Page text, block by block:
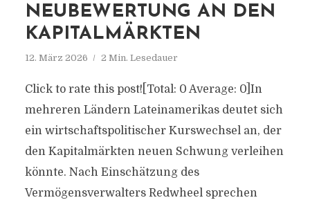
NEUBEWERTUNG AN DEN
KAPITALMÄRKTEN
12. März 2026 2 Min. Lesedauer
Click to rate this post![Total: 0 Average: 0]In
mehreren Ländern Lateinamerikas deutet sich
ein wirtschaftspolitischer Kurswechsel an, der
den Kapitalmärkten neuen Schwung verleihen
könnte. Nach Einschätzung des
Vermögensverwalters Redwheel sprechen